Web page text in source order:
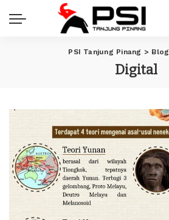
PSI Tanjung Pinang > Blog
Digital